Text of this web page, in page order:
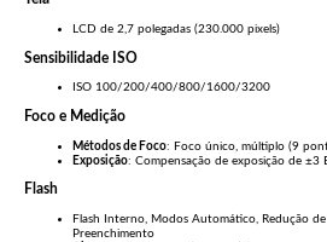
LCD de 2,7 polegadas (230.000 pixels)
Sensibilidade ISO
ISO 100/200/400/800/1600/3200
Foco e Medição
Métodos de Foco: Foco único, múltiplo (9
Exposição: Compensação de exposição de ±3
Flash
Flash Interno, Modos Automático, Redução
Preenchimento